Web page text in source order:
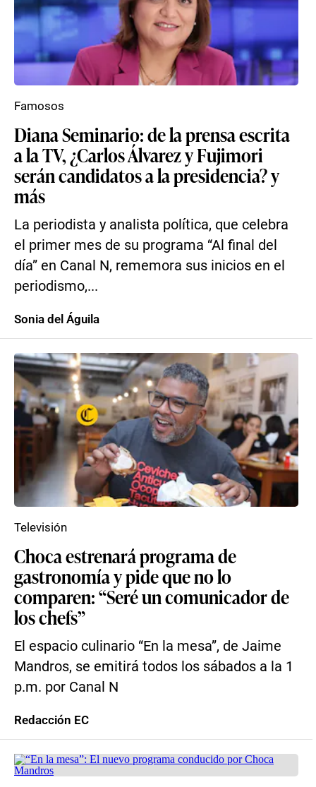
Diana Seminario: de la prensa escrita
a la TV, ¿Carlos Álvarez y Fujimori
serán candidatos a la presidencia? y
más
La periodista y analista política, que celebra
el primer mes de su programa “Al final del
día” en Canal N, rememora sus inicios en el
periodismo,...
Famosos
Sonia del Águila
Choca estrenará programa de
gastronomía y pide que no lo
comparen: “Seré un comunicador de
los chefs”
El espacio culinario “En la mesa”, de Jaime
Mandros, se emitirá todos los sábados a la 1
p.m. por Canal N
Televisión
Redacción EC